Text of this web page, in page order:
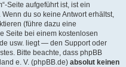
Seite aufgeführt ist, ist ein
du so keine Antwort erhältst,
(führe dazu eine
Seite bei einem kostenlosen
usw. liegt — den Support oder
Bitte beachte, dass phpBB
e. V. (phpBB.de) absolut keinen